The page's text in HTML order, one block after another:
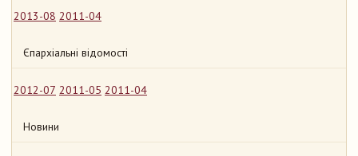
2013-08 2011-04
Єпархіальні відомості
2012-07 2011-05 2011-04
Новини